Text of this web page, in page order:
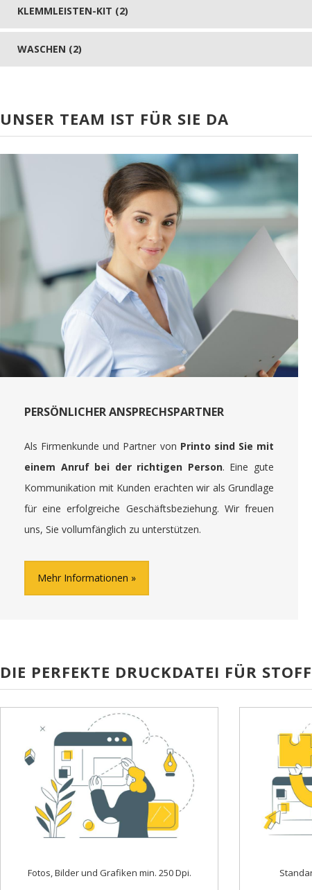
KLEMMLEISTEN-KIT (2)
WASCHEN (2)
UNSER TEAM IST FÜR SIE DA
PERSÖNLICHER ANSPRECHSPARTNER
Als Firmenkunde und Partner von Printo sind Sie mit
einem Anruf bei der richtigen Person. Eine gute
Kommunikation mit Kunden erachten wir als Grundlage
für eine erfolgreiche Geschäftsbeziehung. Wir freuen
uns, Sie vollumfänglich zu unterstützen.
Mehr Informationen
DIE PERFEKTE DRUCKDATEI FÜR
Fotos, Bilder und Grafiken min. 250 Dpi.